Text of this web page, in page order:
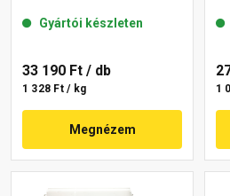
Gyártói készleten
33 190 Ft / db
1 328 Ft / kg
Megnézem
1